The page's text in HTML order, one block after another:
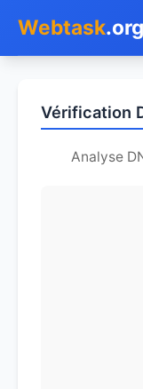
Webtask.org
Whois
Vérification
Analyse